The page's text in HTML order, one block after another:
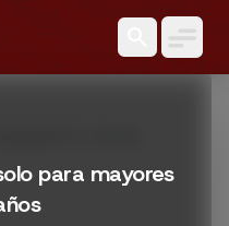
para mayores
700 ML